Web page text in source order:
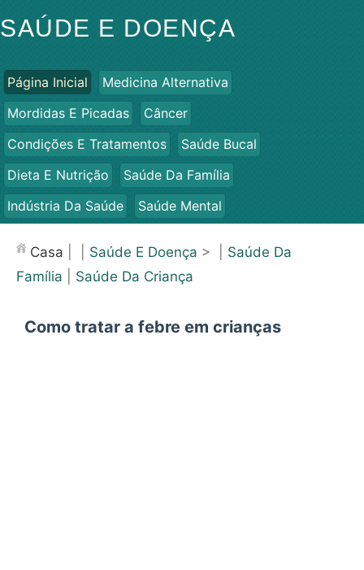
SAÚDE E DOENÇA
Página Inicial
Medicina Alternativa
Mordidas E Picadas
Câncer
Condições E Tratamentos
Saúde Bucal
Dieta E Nutrição
Saúde Da Família
Indústria Da Saúde
Saúde Mental
Saúde
Casa Saúde E Doença > | Saúde Da
Família
Saúde Da Criança
Como tratar a febre em crianças